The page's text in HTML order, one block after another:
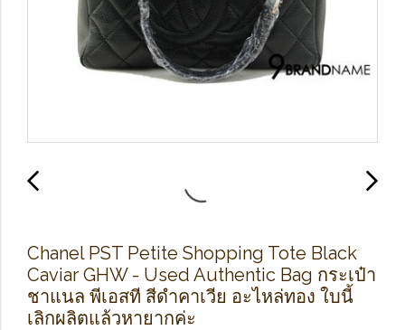
Chanel PST Petite Shopping Tote Black
Caviar GHW - Used Authentic Bag กระเป๋า
ชาแนล พีเอสที สีดำคาเวีย อะไหล่ทอง ใบนี้
เลิกผลิตแล้วหายากค่ะ